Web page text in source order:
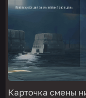
Карточка смены